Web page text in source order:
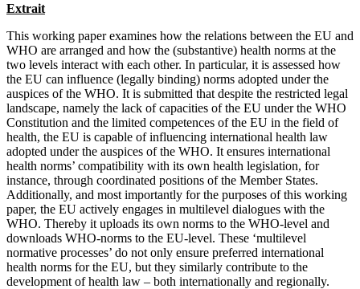
Extrait
This working paper examines how the relations between the EU and
WHO are arranged and how the (substantive) health norms at the
two levels interact with each other. In particular, it is assessed how
the EU can influence (legally binding) norms adopted under the
auspices of the WHO. It is submitted that despite the restricted legal
landscape, namely the lack of capacities of the EU under the WHO
Constitution and the limited competences of the EU in the field of
health, the EU is capable of influencing international health law
adopted under the auspices of the WHO. It ensures international
health norms’ compatibility with its own health legislation, for
instance, through coordinated positions of the Member States.
Additionally, and most importantly for the purposes of this working
paper, the EU actively engages in multilevel dialogues with the
WHO. Thereby it uploads its own norms to the WHO-level and
downloads WHO-norms to the EU-level. These ‘multilevel
normative processes’ do not only ensure preferred international
health norms for the EU, but they similarly contribute to the
development of health law – both internationally and regionally.